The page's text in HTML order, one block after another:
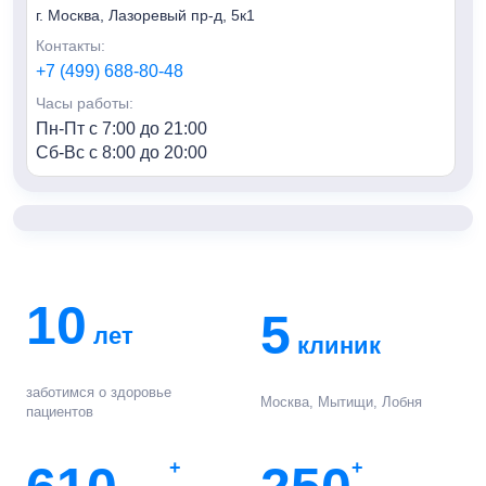
г. Москва, Лазоревый пр-д, 5к1
Контакты:
+7 (499) 688-80-48
Часы работы:
Пн-Пт с 7:00 до 21:00
Сб-Вс с 8:00 до 20:00
+7 (499) 688-80-48
Часы работы:
Сб-Вс с 8:00 до 20:00
10 лет
заботимся о здоровье
пациентов
5 клиник
Москва, Мытищи, Лобня
+ +